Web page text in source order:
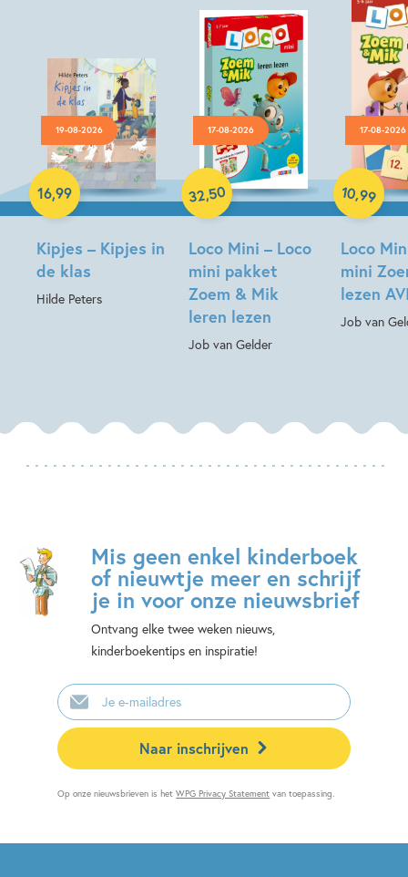
19-08-2026
Kipjes – Kipjes in
de klas
Hilde Peters
16,99
Hardcover
17-08-2026
Loco Mini – Loco
mini pakket
Zoem & Mik
leren lezen
Job van Gelder
32,50
Paperback
17-08-2026
Loco
mini
lezen
Job van
10,99
Paperback
Mis geen enkel kinderboek
of nieuwtje meer en schrijf
je in voor onze nieuwsbrief
Ontvang elke twee weken nieuws,
kinderboekentips en inspiratie!
E-
mailadres
Naar inschrijven
Op onze nieuwsbrieven is hetWPG Privacy Statement van toepassing.